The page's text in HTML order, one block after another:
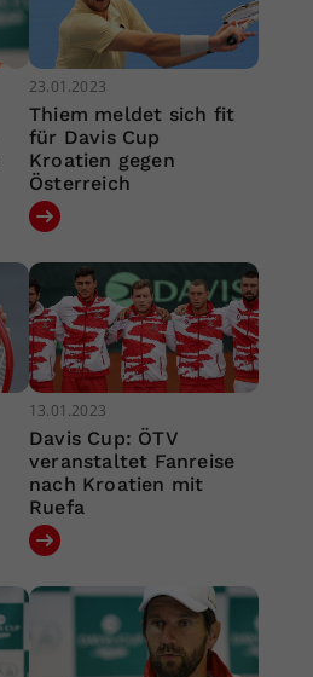
23.01.2023
Thiem meldet sich fit
für Davis Cup
Kroatien gegen
Österreich
13.01.2023
Davis Cup: ÖTV
veranstaltet Fanreise
nach Kroatien mit
Ruefa